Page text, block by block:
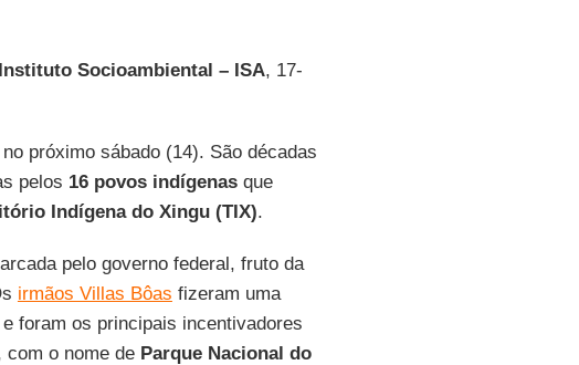
Instituto Socioambiental – ISA, 17-
próximo sábado (14). São décadas
pelos 16 povos indígenasque
Indígena do Xingu (TIX).
pelo governo federal, fruto da
irmãos Villas Bôas fizeram uma
foram os principais incentivadores
com o nome de Parque Nacional do